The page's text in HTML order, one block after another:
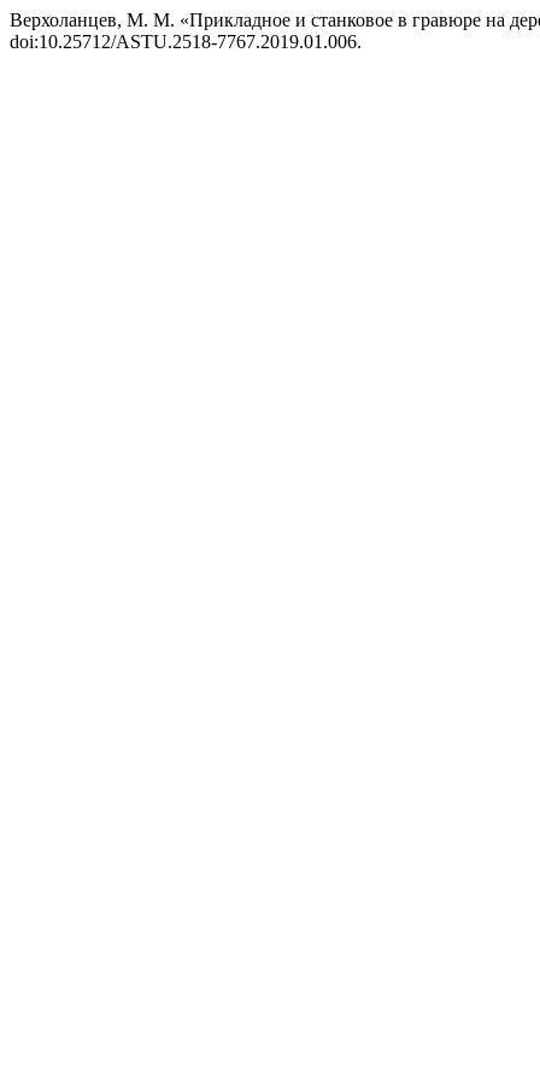
Верхоланцев, М. М. «Прикладное и станковое в гравюре на
doi:10.25712/ASTU.2518-7767.2019.01.006.